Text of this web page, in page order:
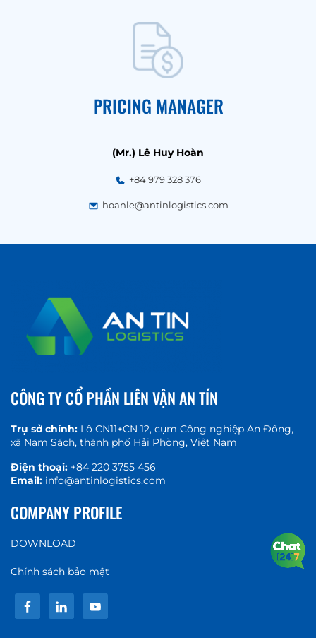
PRICING MANAGER
(Mr.) Lê Huy Hoàn
+84 979 328 376
hoanle@antinlogistics.com
CÔNG TY CỔ PHẦN LIÊN VẬN AN TÍN
Trụ sở chính: Lô CN11+CN 12, cụm Công nghiệp An Đồng,
xã Nam Sách, thành phố Hải Phòng, Việt Nam
Điện thoại: +84 220 3755 456
Email: info@antinlogistics.com
COMPANY PROFILE
DOWNLOAD
Chính sách bảo mật